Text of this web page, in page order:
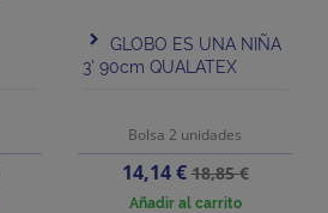
GLOBO ES UNA NIÑA
3' 90cm QUALATEX
Bolsa 2 unidades
Precio
14,14 €Precio
base
18,85 €
Añadir al carrito